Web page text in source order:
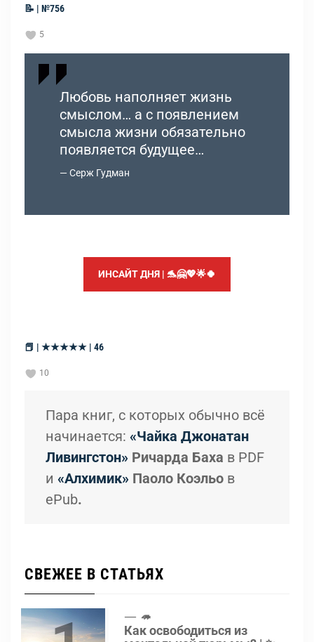
📝 | №756
5
Любовь наполняет жизнь
смыслом… а с появлением
смысла жизни обязательно
появляется будущее…
Серж Гудман
ИНСАЙТ ДНЯ | 🐬🤗💖🌟🍀
📕 | ★★★★★ | 46
10
Пара книг, с которых обычно всё
начинается: «Чайка Джонатан
Ливингстон» Ричарда Баха в PDF
и «Алхимик» Паоло Коэльо в
ePub.
СВЕЖЕЕ В СТАТЬЯХ
🦔
Как освободиться из